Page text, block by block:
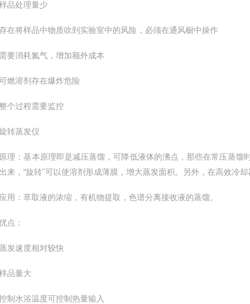
处理量少
将样品中物质吹到实验室中的风险，必须在通风橱中操作
消耗氮气，增加额外成本
溶剂存在爆炸危险
过程需要监控
蒸发仪
：基本原理即是减压蒸馏，可降低液体的沸点，那些在常压蒸馏
来，“旋转"可以使溶剂形成薄膜，增大蒸发面积。另外，在高效冷
：萃取液的浓缩，有机物提取，色谱分离接收液的蒸馏。
：
速度相对较快
量大
水浴温度可控制热量输入